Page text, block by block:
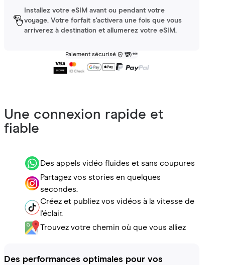
Installez votre eSIM avant ou pendant votre
voyage. Votre forfait s'activera une fois que vous
arriverez à destination et allumerez votre eSIM.
Paiement sécurisé
Une connexion rapide et
fiable
Des appels vidéo fluides et sans coupures
Partagez vos stories en quelques
secondes.
Créez et publiez vos vidéos à la vitesse de
l'éclair.
Trouvez votre chemin où que vous alliez
Des performances optimales pour vos